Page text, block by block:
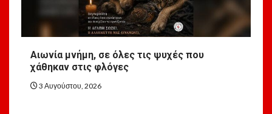
Αιωνία μνήμη, σε όλες τις ψυχές που
χάθηκαν στις φλόγες
3 Αυγούστου, 2026